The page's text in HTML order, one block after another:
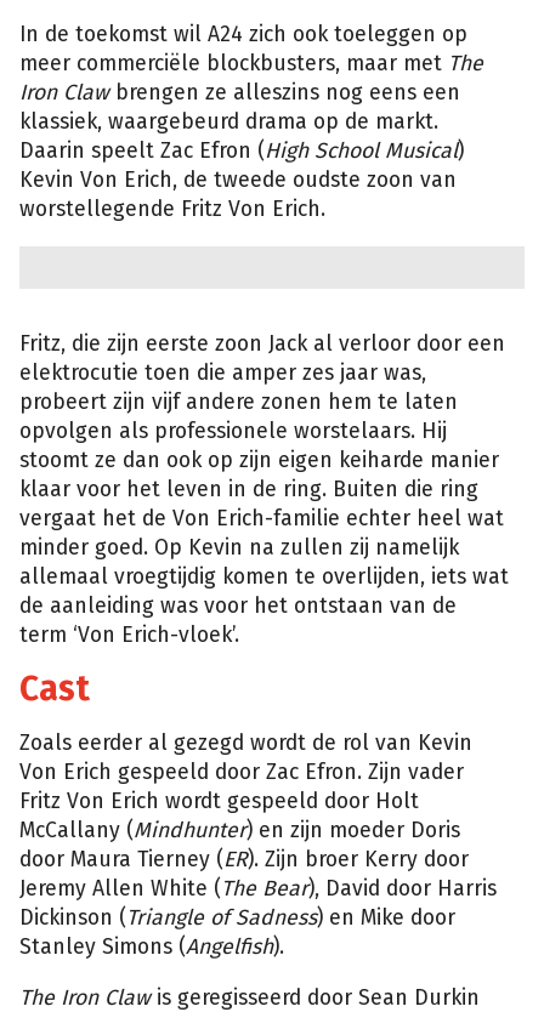
In de toekomst wil A24 zich ook toeleggen op
meer commerciële blockbusters, maar met The
Iron Clawbrengen ze alleszins nog eens een
klassiek, waargebeurd drama op de markt.
Daarin speelt Zac Efron (High School Musical)
Kevin Von Erich, de tweede oudste zoon van
worstellegende Fritz Von Erich.
Fritz, die zijn eerste zoon Jack al verloor door een
elektrocutie toen die amper zes jaar was,
probeert zijn vijf andere zonen hem te laten
opvolgen als professionele worstelaars. Hij
stoomt ze dan ook op zijn eigen keiharde manier
klaar voor het leven in de ring. Buiten die ring
vergaat het de Von Erich-familie echter heel wat
minder goed. Op Kevin na zullen zij namelijk
allemaal vroegtijdig komen te overlijden, iets wat
de aanleiding was voor het ontstaan van de
term ‘Von Erich-vloek’.
Cast
Zoals eerder al gezegd wordt de rol van Kevin
Von Erich gespeeld door Zac Efron. Zijn vader
Fritz Von Erich wordt gespeeld door Holt
McCallany (Mindhunter) en zijn moeder Doris
door Maura Tierney (ER). Zijn broer Kerry door
Jeremy Allen White ( The Bear), David door Harris
Dickinson ( Triangle of Sadness) en Mike door
Stanley Simons (Angelfish).
The Iron Clawis geregisseerd door Sean Durkin